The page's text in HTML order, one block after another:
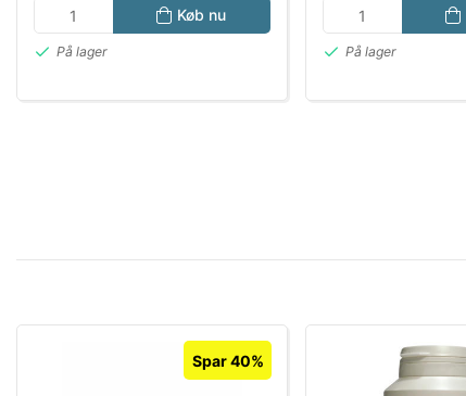
Køb nu
På lager På lager
Spar 40%